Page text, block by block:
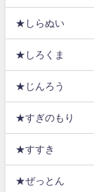
★しらぬい
★しろくま
★じんろう
★すぎのもり
★すすき
★ぜっとん